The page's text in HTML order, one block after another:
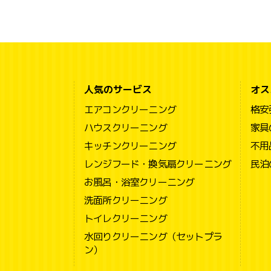
人気のサービス
エアコンクリーニング
ハウスクリーニング
キッチンクリーニング
レンジフード・換気扇クリーニング
お風呂・浴室クリーニング
洗面所クリーニング
トイレクリーニング
水回りクリーニング（セットプラ
ン）
オ
格
家
不
民